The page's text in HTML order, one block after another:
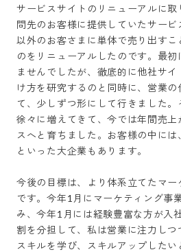
サービスサイトのリニューアルに
問先のお客様に提供していたサー
以外のお客さまに単体で売り出すこ
のをリニューアルしたのです。最初
ませんでしたが、徹底的に他社サ
け方を研究するのと同時に、営業
て、少しずつ形にして行きました
徐々に増えてきて、今では年間売
スへと育ちました。お客様の中に
といった大企業もあります。
今後の目標は、より体系立てたマ
です。今年1月にマーケティング事
み、今年1月には経験豊富な方が入
割を分担して、私は営業に注力し
スキルを学び、スキルアップしたい